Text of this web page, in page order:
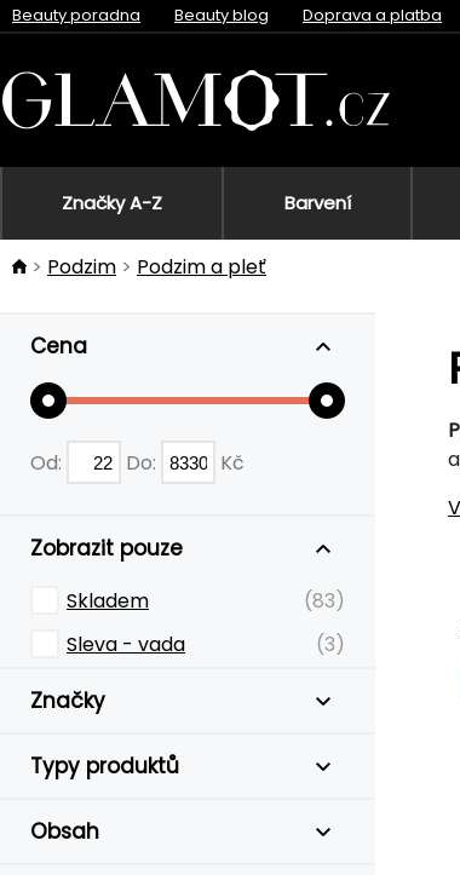
Beauty poradna Beauty blog Doprava a platba
Značky A-Z Barvení
Podzim Podzim a pleť
Cena
Od: Do: Kč
Zobrazit pouze
Skladem
(83)
Sleva - vada
(3)
Značky
Typy produktů
Obsah